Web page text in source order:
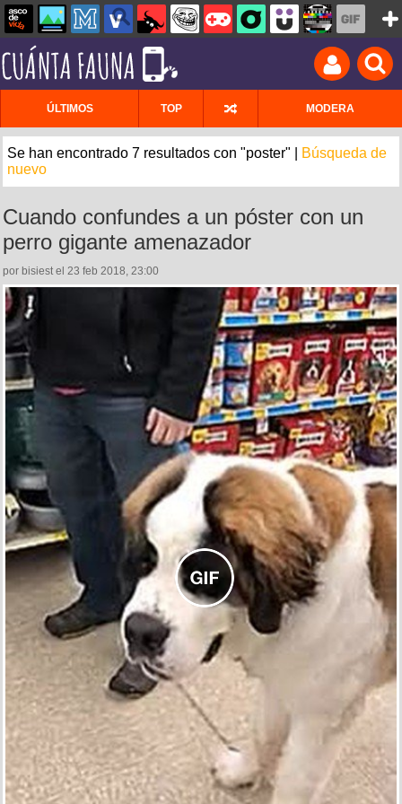
ÚLTIMOS TOP MODERA
Se han encontrado 7 resultados con "poster" |
Búsqueda de
nuevo
Cuando confundes a un póster con un
perro gigante amenazador
por bisiest el 23 feb 2018, 23:00